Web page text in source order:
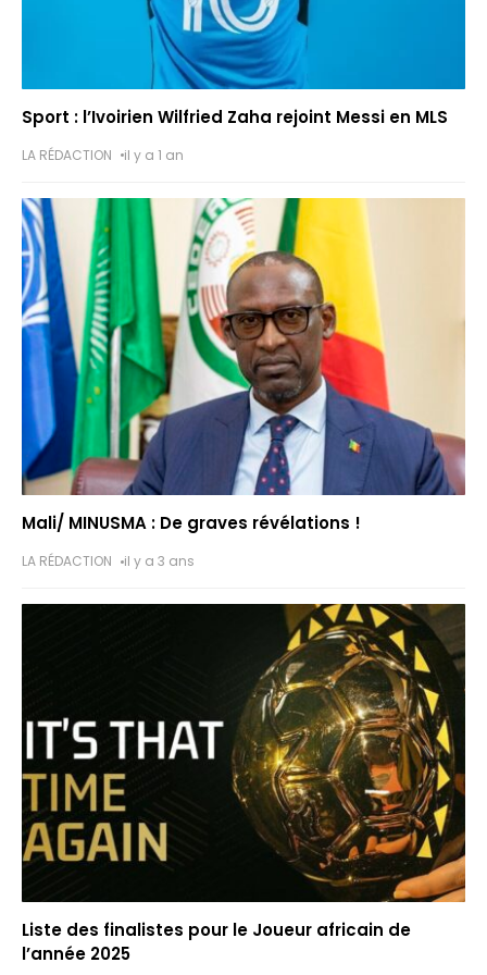
Sport : l’Ivoirien Wilfried Zaha rejoint Messi en MLS
LA RÉDACTION il y a 1 an
Mali/ MINUSMA : De graves révélations !
LA RÉDACTION il y a 3 ans
Liste des finalistes pour le Joueur africain de
l’année 2025